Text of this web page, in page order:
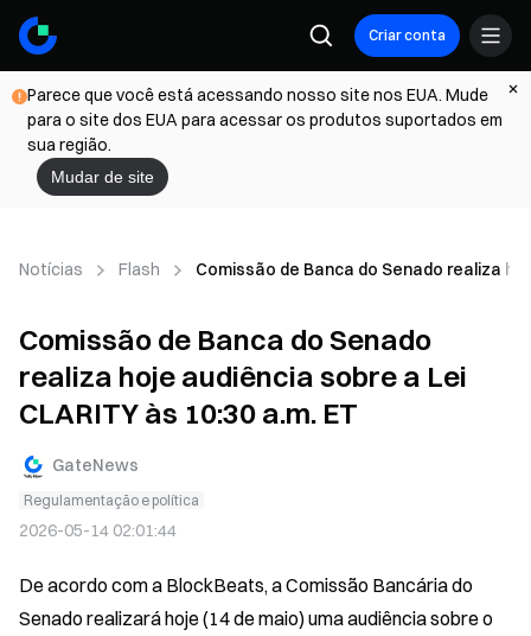
Criar conta
Parece que você está acessando nosso site nos EUA. Mude
para o site dos EUA para acessar os produtos suportados em
sua região.
Mudar de site
Notícias Flash Comissão de Banca do Senado realiza
Comissão de Banca do Senado
realiza hoje audiência sobre a Lei
CLARITY às 10:30 a.m. ET
GateNews
Regulamentação e política
2026-05-14 02:01:44
De acordo com a BlockBeats, a Comissão Bancária do
Senado realizará hoje (14 de maio) uma audiência sobre o